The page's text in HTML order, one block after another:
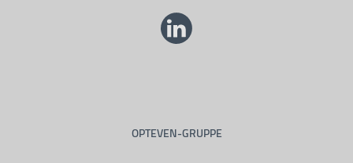
OPTEVEN-GRUPPE